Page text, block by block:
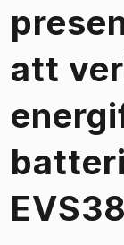
att
EVS38